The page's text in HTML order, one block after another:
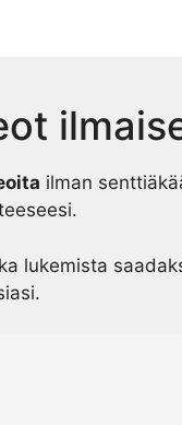
ilman
lukemista